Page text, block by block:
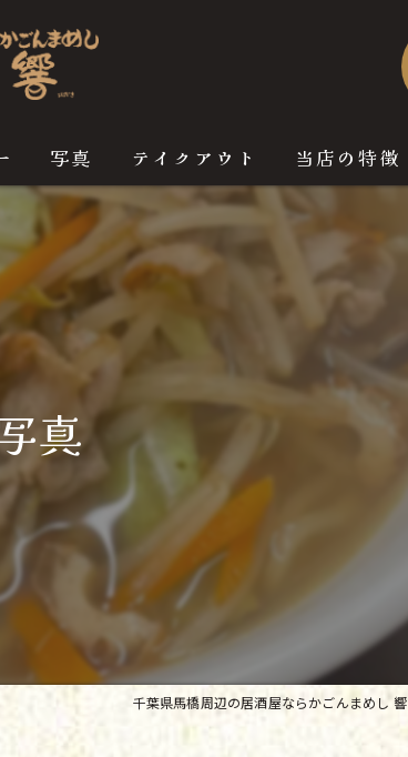
写真 テイクアウト 当店の特徴
鹿児島料理
一品料理
芋焼酎
真
千葉県馬橋周辺の居酒屋ならかごんまめし 響